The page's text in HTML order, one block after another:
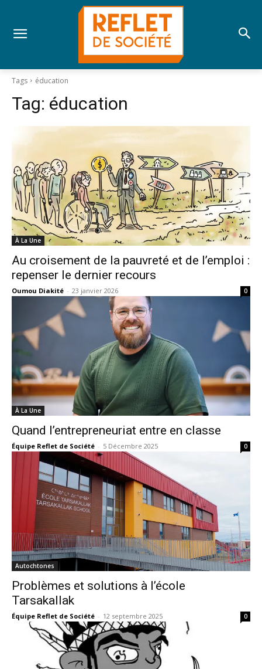
Tags éducation
Tag: éducation
À La Une
Au croisement de la pauvreté et de l’emploi :
repenser le dernier recours
Oumou Diakité - 23 janvier 2026 0
À La Une
Quand l’entrepreneuriat entre en classe
Équipe Reflet de Société - 5 Décembre 2025 0
Autochtones
Problèmes et solutions à l’école
Tarsakallak
Équipe Reflet de Société - 12 septembre 2025 0